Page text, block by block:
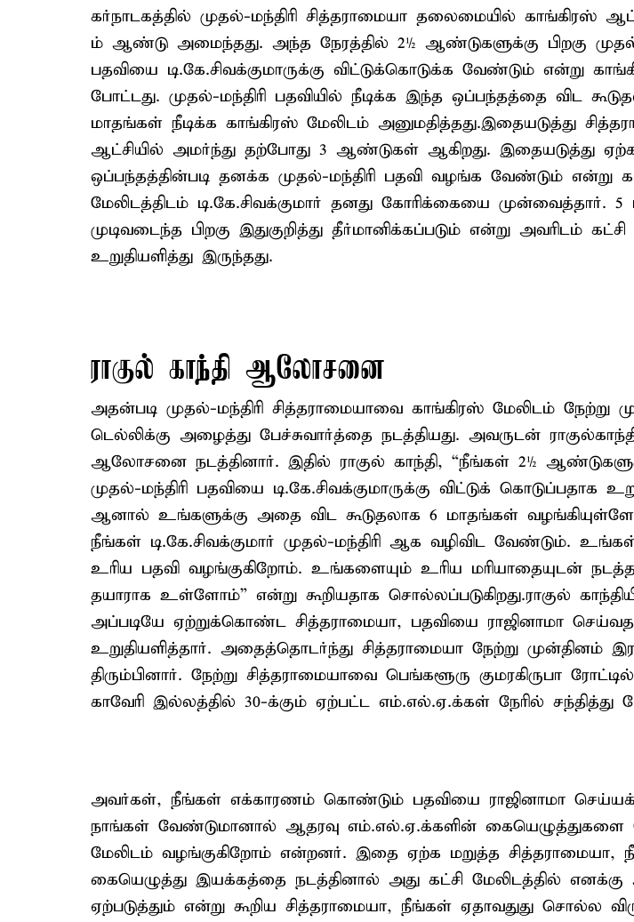
கர்நாடகத்தில் முதல்-மந்திரி சித்தராமையா தலைமையில் காங்கிரஸ்
ம் ஆண்டு அமைந்தது. அந்த நேரத்தில் 2½ ஆண்டுகளுக்கு பிறகு முதல்-
பதவியை டி.கே.சிவக்குமாருக்கு விட்டுக்கொடுக்க வேண்டும் என்று
போட்டது. முதல்-மந்திரி பதவியில் நீடிக்க இந்த ஒப்பந்தத்தை விட
மாதங்கள் நீடிக்க காங்கிரஸ் மேலிடம் அனுமதித்தது.இதையடுத்து
ஆட்சியில் அமர்ந்து தற்போது 3 ஆண்டுகள் ஆகிறது. இதையடுத்து
ஒப்பந்தத்தின்படி தனக்க முதல்-மந்திரி பதவி வழங்க வேண்டும் என்று
மேலிடத்திடம் டி.கே.சிவக்குமார் தனது கோரிக்கையை முன்வைத்தார். 5
முடிவடைந்த பிறகு இதுகுறித்து தீர்மானிக்கப்படும் என்று அவரிடம்
உறுதியளித்து இருந்தது.
ராகுல் காந்தி ஆலோசனை
அதன்படி முதல்-மந்திரி சித்தராமையாவை காங்கிரஸ் மேலிடம் நேற்று
டெல்லிக்கு அழைத்து பேச்சுவார்த்தை நடத்தியது. அவருடன்
ஆலோசனை நடத்தினார். இதில் ராகுல் காந்தி, “நீங்கள் 2½
முதல்-மந்திரி பதவியை டி.கே.சிவக்குமாருக்கு விட்டுக் கொடுப்பதாக
ஆனால் உங்களுக்கு அதை விட கூடுதலாக 6 மாதங்கள்
நீங்கள் டி.கே.சிவக்குமார் முதல்-மந்திரி ஆக வழிவிட வேண்டும்.
உரிய பதவி வழங்குகிறோம். உங்களையும் உரிய மரியாதையுடன்
தயாராக உள்ளோம்” என்று கூறியதாக சொல்லப்படுகிறது.ராகுல்
அப்படியே ஏற்றுக்கொண்ட சித்தராமையா, பதவியை ராஜினாமா
உறுதியளித்தார். அதைத்தொடர்ந்து சித்தராமையா நேற்று முன்தினம்
திரும்பினார். நேற்று சித்தராமையாவை பெங்களூரு குமரகிருபா
காவேரி இல்லத்தில் 30-க்கும் ஏற்பட்ட எம்.எல்.ஏ.க்கள் நேரில் சந்தித்து
அவர்கள், நீங்கள் எக்காரணம் கொண்டும் பதவியை ராஜினாமா
நாங்கள் வேண்டுமானால் ஆதரவு எம்.எல்.ஏ.க்களின் கையெழுத்துகளை
மேலிடம் வழங்குகிறோம் என்றனர். இதை ஏற்க மறுத்த சித்தராமையா,
கையெழுத்து இயக்கத்தை நடத்தினால் அது கட்சி மேலிடத்தில்
ஏற்படுத்தும் என்று கூறிய சித்தராமையா, நீங்கள் ஏதாவதுது சொல்ல